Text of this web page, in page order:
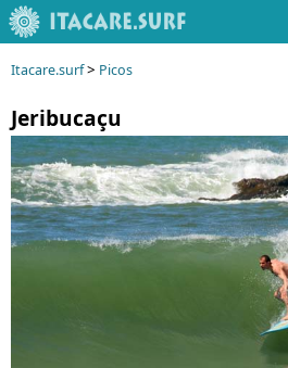
Itacare.surf> Picos
Jeribucaçu